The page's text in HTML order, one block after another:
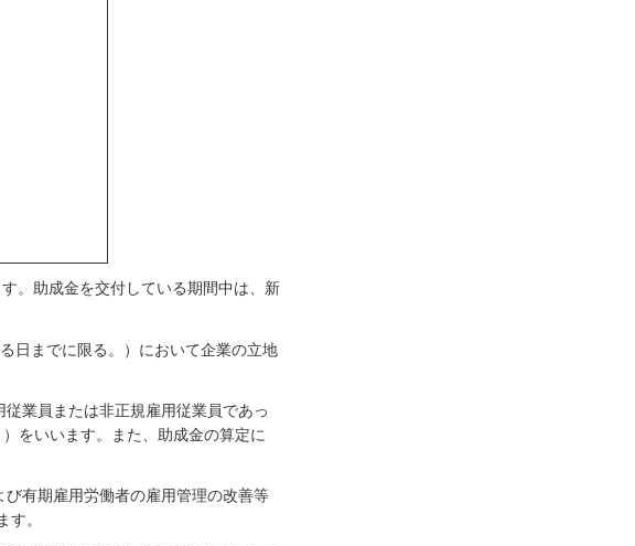
。助成金を交付している期間中は、新
日までに限る。）において企業の立地
業員または非正規雇用従業員であっ
をいいます。また、助成金の算定に
有期雇用労働者の雇用管理の改善等
。